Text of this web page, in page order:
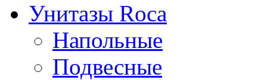
Унитазы Roca
Напольные
Подвесные